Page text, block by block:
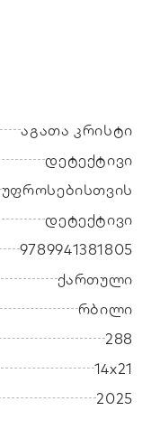
აგათა კრისტი
დეტექტივი
უფროსებისთვის
დეტექტივი
9789941381805
ქართული
რბილი
288
14x21
2025